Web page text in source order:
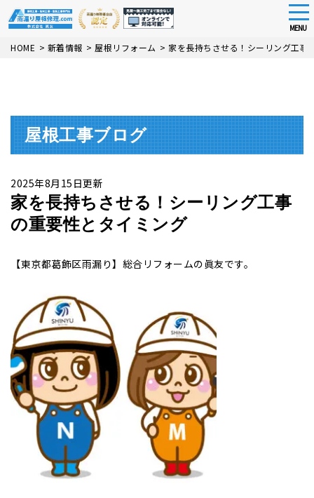
Skip
MENU
HOME > 新着情報 > 屋根リフォーム > 家を長持ちさせる！シーリング工事
屋根工事ブログ
2025年8月15日更新
家を長持ちさせる！シーリング工事
の重要性とタイミング
【東京都葛飾区雨漏り】総合リフォームの眞友です。